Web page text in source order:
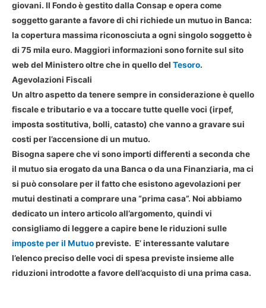
giovani. Il Fondo è gestito dalla Consap e opera come
soggetto garante a favore di chi richiede un mutuo in Banca:
la copertura massima riconosciuta a ogni singolo soggetto è
di 75 mila euro. Maggiori informazioni sono fornite sul sito
web del Ministero oltre che in quello del Tesoro.
Agevolazioni Fiscali
Un altro aspetto da tenere sempre in considerazione è quello
fiscale e tributario e va a toccare tutte quelle voci (irpef,
imposta sostitutiva, bolli, catasto) che vanno a gravare sui
costi per l’accensione di un mutuo.
Bisogna sapere che vi sono importi differenti a seconda che
il mutuo sia erogato da una Banca o da una Finanziaria, ma ci
si può consolare per il fatto che esistono agevolazioni per
mutui destinati a comprare una “prima casa”. Noi abbiamo
dedicato un intero articolo all’argomento, quindi vi
consigliamo di leggere a capire bene le riduzioni sulle
imposte per il Mutuopreviste. E’ interessante valutare
l’elenco preciso delle voci di spesa previste insieme alle
riduzioni introdotte a favore dell’acquisto di una prima casa.